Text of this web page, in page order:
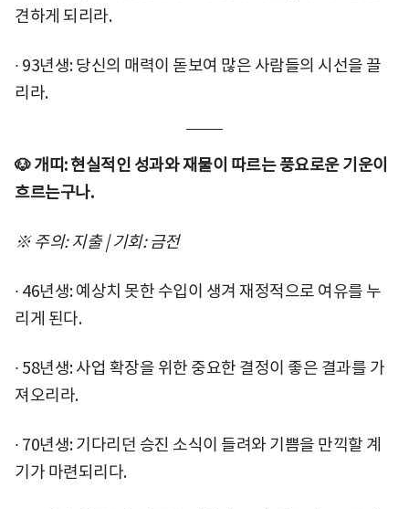
견하게 되리라.
∙ 93년생: 당신의 매력이 돋보여 많은 사람들의 시선을 끌
리라.
🐶 개띠: 현실적인 성과와 재물이 따르는 풍요로운 기운이
흐르는구나.
※ 주의: 지출 | 기회: 금전
∙ 46년생: 예상치 못한 수입이 생겨 재정적으로 여유를 누
리게 된다.
∙ 58년생: 사업 확장을 위한 중요한 결정이 좋은 결과를 가
져오리라.
∙ 70년생: 기다리던 승진 소식이 들려와 기쁨을 만끽할 계
기가 마련되리다.